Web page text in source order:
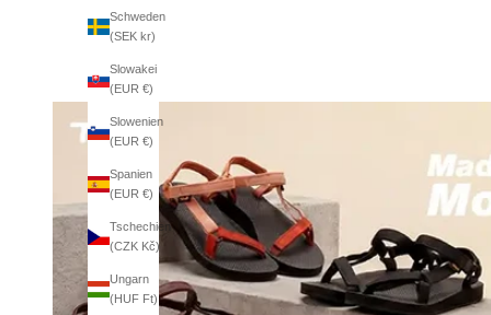
Schweden
(SEK kr)
Slowakei
(EUR €)
Slowenien
(EUR €)
Spanien
(EUR €)
Tschechien
(CZK Kč)
Ungarn
(HUF Ft)